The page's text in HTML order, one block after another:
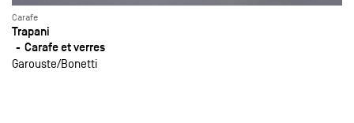
Carafe
Trapani
Carafe et verres
Garouste Bonetti